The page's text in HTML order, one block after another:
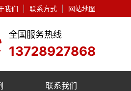
我们 联系方式 网站地图
全国服务热线
13728927868
联系我们